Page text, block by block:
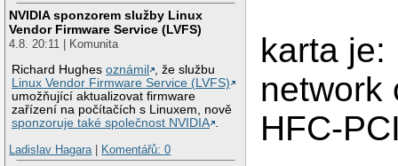
NVIDIA sponzorem služby Linux
Vendor Firmware Service (LVFS)
4.8. 20:11 | Komunita
Richard Hughesoznámil
, že službu
Linux Vendor Firmware Service (LVFS)
umožňující aktualizovat firmware
zařízení na počítačích s Linuxem, nově
sponzoruje také společnost NVIDIA .
Ladislav Hagara | Komentářů: 0
karta je:
network
HFC-